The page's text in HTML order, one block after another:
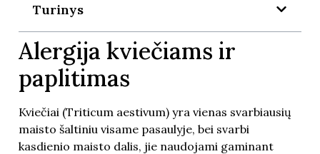
Turinys
Alergija kviečiams ir
paplitimas
Kviečiai (Triticum aestivum) yra vienas svarbiausių
maisto šaltiniu visame pasaulyje, bei svarbi
kasdienio maisto dalis, jie naudojami gaminant